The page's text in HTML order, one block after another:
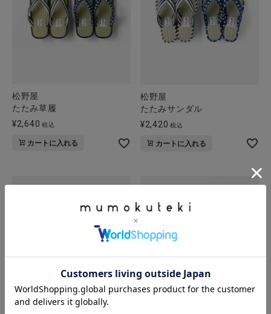
松野屋
たたみ草履
¥2,640 税込
カートに入れる
松野屋
たたみサンダル
¥2,420 税込
カートに入れる